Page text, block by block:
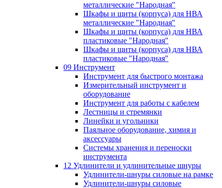
металлические "Народная"
Шкафы и щиты (корпуса) для НВА
металлические "Народная"
Шкафы и щиты (корпуса) для НВА
пластиковые "Народная"
Шкафы и щиты (корпуса) для НВА
пластиковые "Народная"
09 Инструмент
Инструмент для быстрого монтажа
Измерительный инструмент и
оборудование
Инструмент для работы с кабелем
Лестницы и стремянки
Линейки и угольники
Паяльное оборудование, химия и
аксессуары
Системы хранения и переноски
инструмента
12 Удлинители и удлинительные шнуры
Удлинители-шнуры силовые на рамке
Удлинители-шнуры силовые